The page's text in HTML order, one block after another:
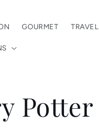
GOURMET TRAVEL
Potter